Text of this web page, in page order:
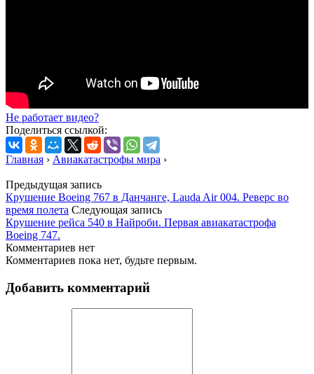
Не работает видео?
Поделиться ссылкой:
Главная › Авиакатастрофы мира ›
Предыдущая запись
Крушение Boeing 767 в Данчанге, Lauda Air 004. Реверс во
время полета Следующая запись
Крушение рейса 540 в Найроби. Первая авиакатастрофа
Boeing 747.
Комментариев нет
Комментариев пока нет, будьте первым.
Добавить комментарий